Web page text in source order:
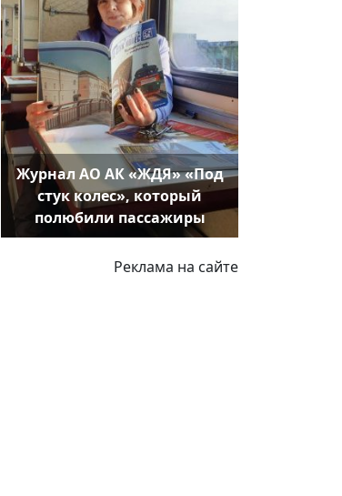
Журнал АО АК «ЖДЯ» «Под
стук колес», который
полюбили пассажиры
Реклама на сайте